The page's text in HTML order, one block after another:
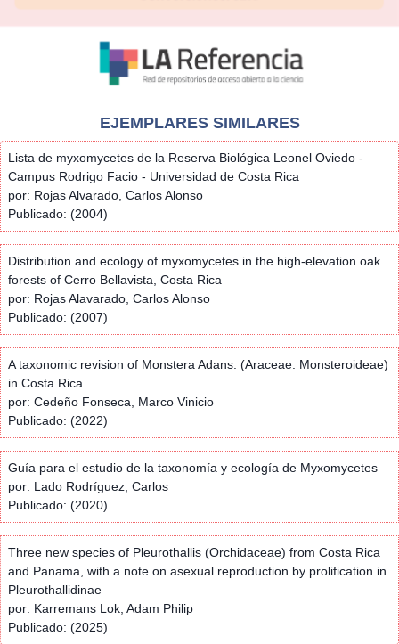
EJEMPLARES SIMILARES
Lista de myxomycetes de la Reserva Biológica Leonel Oviedo -
Campus Rodrigo Facio - Universidad de Costa Rica
por: Rojas Alvarado, Carlos Alonso
Publicado: (2004)
Distribution and ecology of myxomycetes in the high-elevation oak
forests of Cerro Bellavista, Costa Rica
por: Rojas Alavarado, Carlos Alonso
Publicado: (2007)
A taxonomic revision of Monstera Adans. (Araceae: Monsteroideae)
in Costa Rica
por: Cedeño Fonseca, Marco Vinicio
Publicado: (2022)
Guía para el estudio de la taxonomía y ecología de Myxomycetes
por: Lado Rodríguez, Carlos
Publicado: (2020)
Three new species of Pleurothallis (Orchidaceae) from Costa Rica
and Panama, with a note on asexual reproduction by prolification in
Pleurothallidinae
por: Karremans Lok, Adam Philip
Publicado: (2025)